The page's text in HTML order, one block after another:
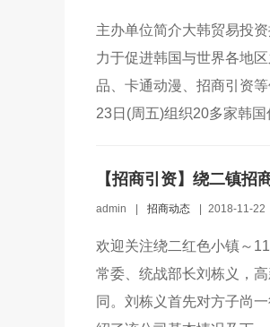
主办单位简介大韩贸易投
力于促进韩国与世界各地
品、卡通动漫、招商引资
23日(周五)组织20多家韩
【招商引资】绕二镇招
admin 招商动态 2018-11-22
欢迎关注绕二红色小镇～
常委、统战部长刘栋义，
同。刘栋义首先对方子尚